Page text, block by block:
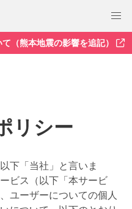
（熊本地震の影響を追記）
リシー
下「当社」と言いま
ビス（以下「本サービ
ユーザーについての個人